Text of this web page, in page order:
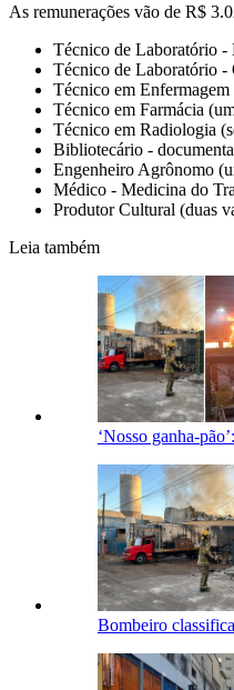
As remunerações vão de R$
Técnico de Laboratório -
Técnico de Laboratório -
Técnico em
Técnico em Farmácia
Técnico em Radiologia
Bibliotecário -
Engenheiro Agrônomo
Médico - Medicina do
Produtor Cultural (duas
Leia também
‘Nosso ganha-
Bombeiro